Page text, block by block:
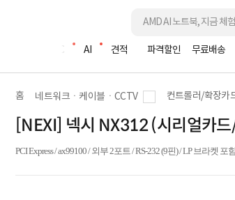
조립PC AI 견적 파격할인 무료배송
홈 네트워크ㆍ케이블ㆍCCTV 컨트롤러/확장카
[NEXI] 넥시 NX312 (시리얼
PCI Express / ax99100 / 외부 2포트 / RS-232 (9핀) / LP 브라켓